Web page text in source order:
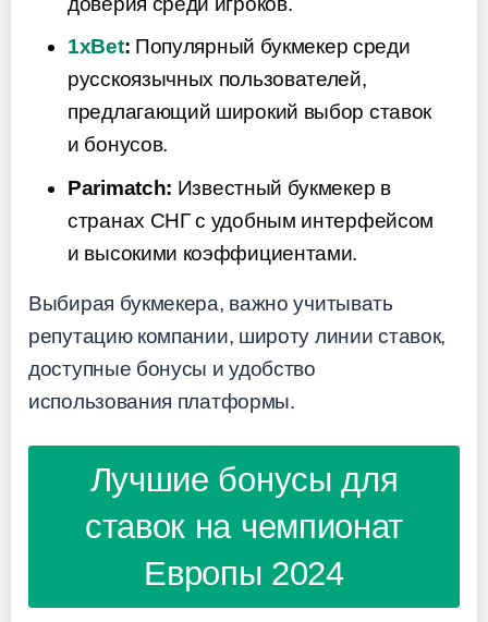
1xBet: Популярный букмекер среди
русскоязычных пользователей,
предлагающий широкий выбор ставок
и бонусов.
Parimatch: Известный букмекер в
странах СНГ с удобным интерфейсом
и высокими коэффициентами.
Выбирая букмекера, важно учитывать
репутацию компании, широту линии ставок,
доступные бонусы и удобство
использования платформы.
Лучшие бонусы для
ставок на чемпионат
Европы 2024